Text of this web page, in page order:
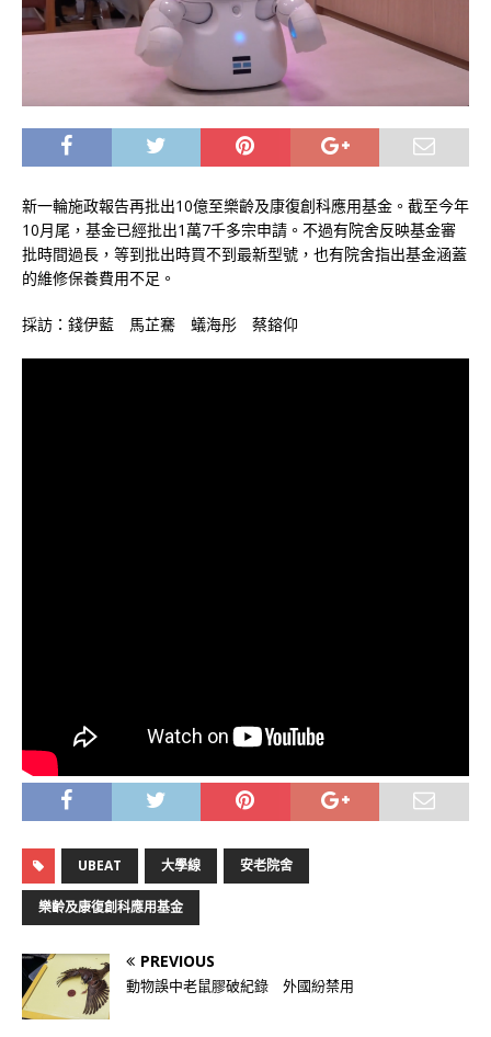
新一輪施政報告再批出10億至樂齡及康復創科應用基金。截至今年
10月尾，基金已經批出1萬7千多宗申請。不過有院舍反映基金審
批時間過長，等到批出時買不到最新型號，也有院舍指出基金涵蓋
的維修保養費用不足。
採訪：錢伊藍 馬芷騫 蟻海彤 蔡鎔仰
UBEAT 大學線 安老院舍
樂齡及康復創科應用基金
PREVIOUS
動物誤中老鼠膠破紀錄 外國紛禁用